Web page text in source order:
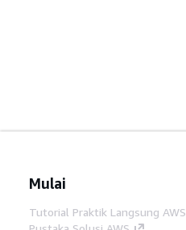
Mulai
Tutorial Praktik Langsung AWS